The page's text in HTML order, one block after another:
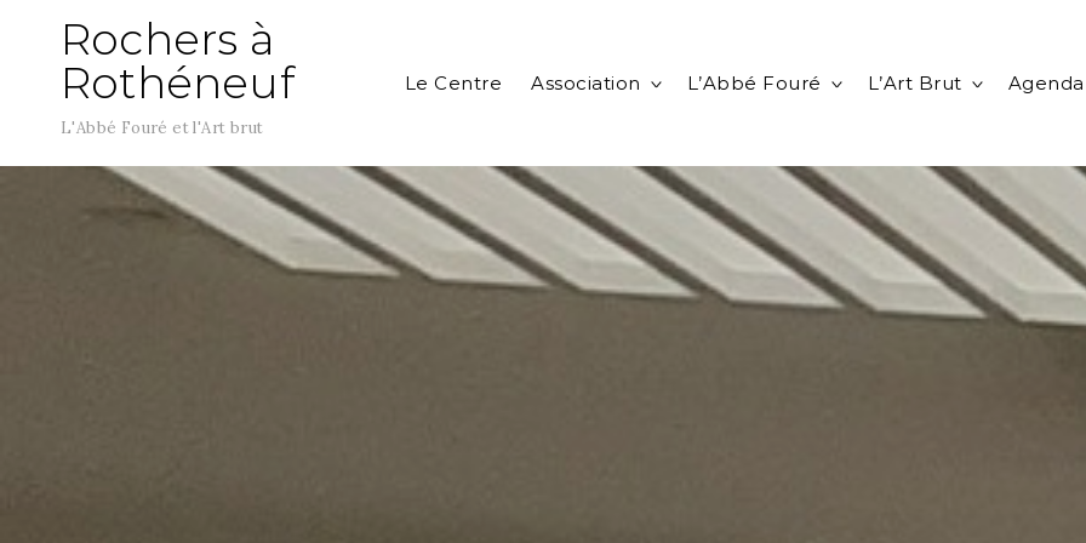
Rochers à
Rothéneuf
L'Abbé Fouré et l'Art brut
Le Centre Association toggle
child
L’Abbé Fouré toggle
child
L’Art Brut toggle
child
Agenda